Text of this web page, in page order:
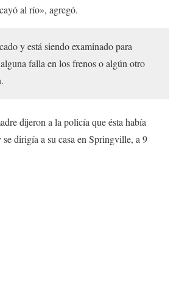
al río», agregó.
y está siendo examinado para
falla en los frenos o algún otro
dijeron a la policía que ésta había
dirigía a su casa en Springville, a 9